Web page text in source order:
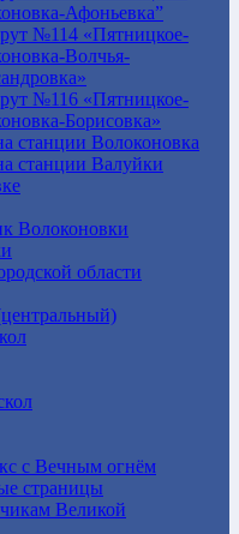
Афоньевка”
№114 «Пятницкое-
Волчья-
№116 «Пятницкое-
Борисовка»
станции Волоконовка
станции Валуйки
Волоконовки
области
с Вечным огнём
страницы
Великой